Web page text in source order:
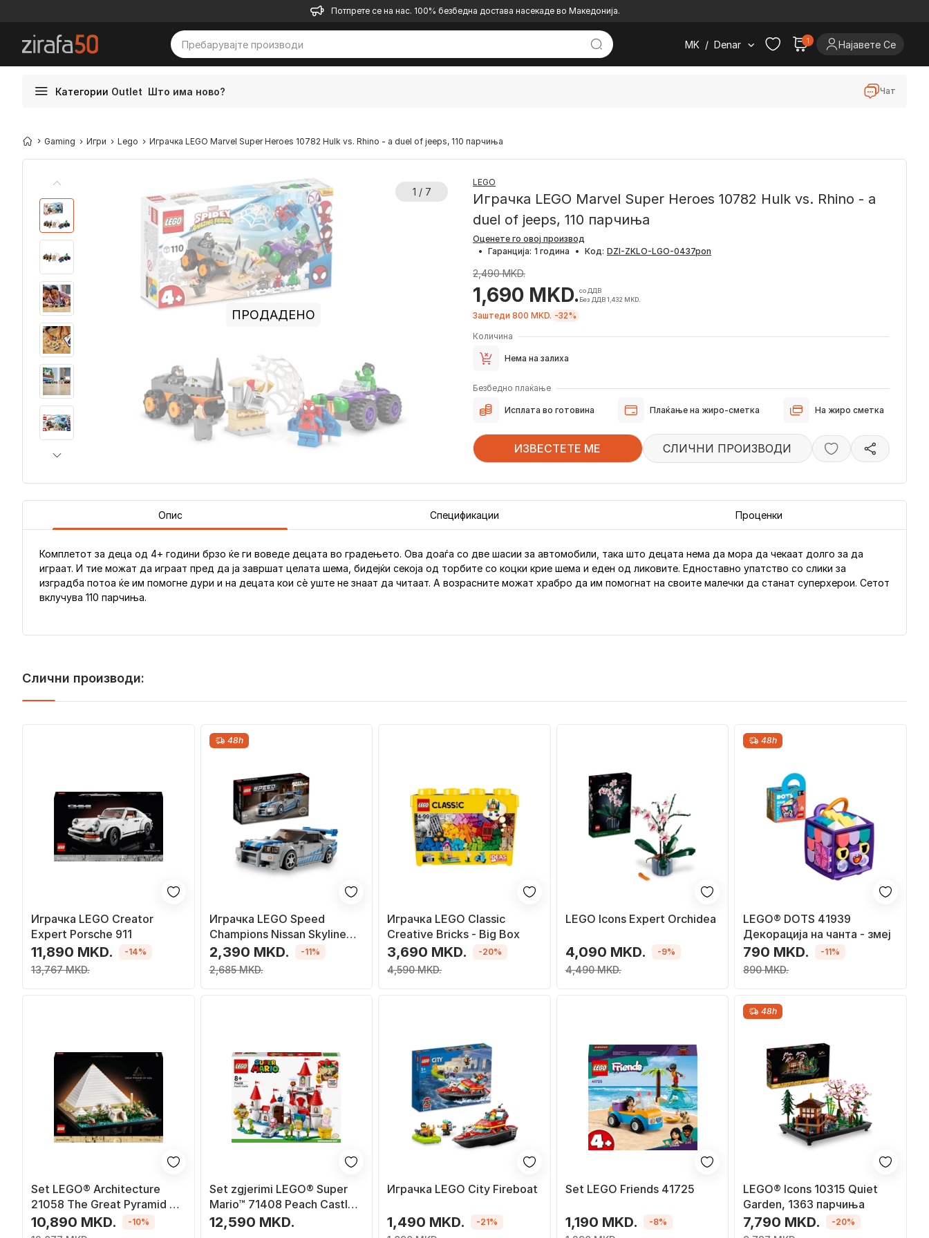
Потпрете се на нас. 100% безбедна достава насекаде во Македонија.
MK / Denar 1 Најавете Се
Категории Outlet Што има ново? Чат
Gaming Игри Lego Играчка LEGO Marvel Super Heroes 10782 Hulk vs. Rhino - a duel of jeeps, 110 парчиња
1 / 7
ПРОДАДЕНО
LEGO
Играчка LEGO Marvel Super Heroes 10782 Hulk vs. Rhino - a
duel of jeeps, 110 парчиња
Оценете го овој производ
• Гаранција: 1 година • Код:
2,490 MKD.
1,690 MKD.со ДДВ
Без ДДВ 1,432 MKD.
Заштеди 800 MKD. -32%
Количина
Нема на залиха
Безбедно плаќање
Исплата во готовина Плаќање на жиро-сметка На жиро сметка
ИЗВЕСТЕТЕ МЕ СЛИЧНИ ПРОИЗВОДИ
Опис Спецификации Проценки
Комплетот за деца од 4+ години брзо ќе ги воведе децата во градењето. Ова доаѓа со две шасии за автомобили, така што децата нема да мора да чекаат долго за да
играат. И тие можат да играат пред да ја завршат целата шема, бидејќи секоја од торбите со коцки крие шема и еден од ликовите. Едноставно упатство со слики за
изградба потоа ќе им помогне дури и на децата кои сè уште не знаат да читаат. А возрасните можат храбро да им помогнат на своите малечки да станат суперхерои. Сетот
вклучува 110 парчиња.
Слични производи:
Играчка LEGO Creator
Expert Porsche 911
11,890 MKD.
13,767 MKD.
-14%
48h
Играчка LEGO Speed ​​​​
Champions Nissan Skyline
GT-R (R34) од Fast and
Furious
2,390 MKD.
2,685 MKD.
-11%
Играчка LEGO Classic
Creative Bricks - Big Box
3,690 MKD.
4,590 MKD.
-20%
LEGO Icons Expert Orchidea
4,090 MKD.
4,490 MKD.
-9%
48h
LEGO® DOTS 41939
Декорација на чанта - змеј
790 MKD.
890 MKD.
-11%
Set LEGO® Architecture
21058 The Great Pyramid of
Giza
10,890 MKD. -10%
Set zgjerimi LEGO® Super
Mario™ 71408 Peach Castle,
1216 pjesë
12,590 MKD.
Играчка LEGO City Fireboat
1,490 MKD. -21%
Set LEGO Friends 41725
1,190 MKD. -8%
48h
LEGO® Icons 10315 Quiet
Garden, 1363 парчиња
7,790 MKD. -20%